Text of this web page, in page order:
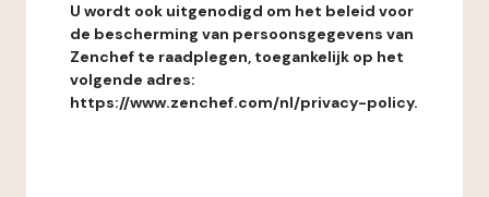
U wordt ook uitgenodigd om het beleid voor
de bescherming van persoonsgegevens van
Zenchef te raadplegen, toegankelijk op het
volgende adres:
https://www.zenchef.com/nl/privacy-policy.